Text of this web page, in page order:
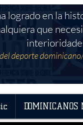
DOMINICANOS
logrado en la
que
deporte